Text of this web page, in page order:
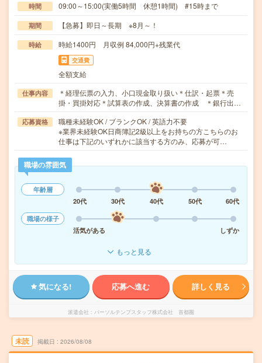
時間 09:00～15:00(実働5時間 休憩1時間) #15時まで
期間 【急募】即日～長期 ※8月～！
時給 時給1400円 月収例 84,000円+残業代
交通費
全額支給
仕事内容
＊経理伝票の入力、小口現金取り扱い＊仕訳・起票＊売
掛・買掛対応＊試算表の作成、決算書の作成 ＊銀行出…
応募資格
職種未経験OK / ブランクOK / 英語力不要
※業界未経験OK日商簿記2級以上をお持ちの方こちらのお
仕事は下記のいずれかに該当する方のみ、応募が可…
職場の雰囲気
年齢層
20代
30代 40代 50代
60代
職場の様子
活気がある
しずか
もっと見る
気になる! 応募へ進む 詳しく見る
派遣会社 パーソルテンプスタッフ株式会社 首都圏
未読 掲載日 2026/08/08